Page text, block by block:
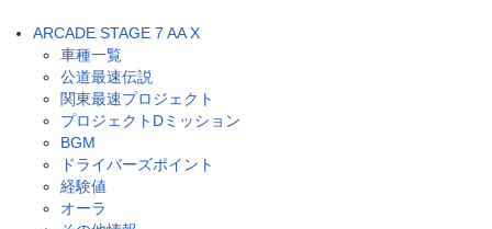
ARCADE STAGE 7 AA X
車種一覧
公道最速伝説
関東最速プロジェクト
プロジェクトDミッション
BGM
ドライバーズポイント
経験値
オーラ